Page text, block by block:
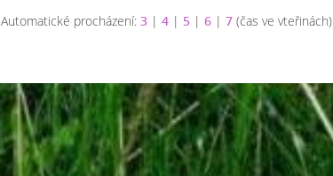
Automatické procházení: 3| 4| 5| 6| 7(čas ve vteřinách)